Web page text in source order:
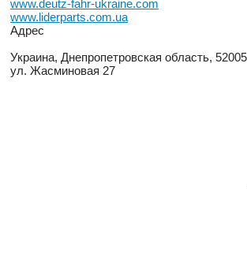
www.deutz-fahr-ukraine.com
www.liderparts.com.ua
Адрес
Украина, Днепропетровская область,
ул. Жасминовая 27